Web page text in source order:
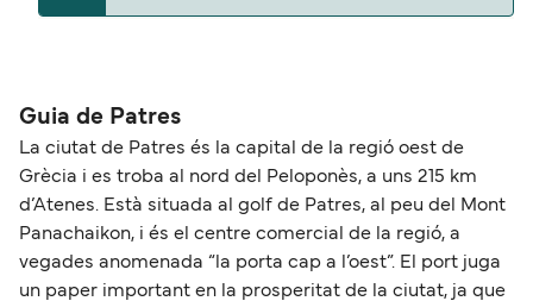
puedes viajar con mascotas con:
Guia de Patres
La ciutat de Patres és la capital de la regió oest de
Grècia i es troba al nord del Peloponès, a uns 215 km
d’Atenes. Està situada al golf de Patres, al peu del Mont
Panachaikon, i és el centre comercial de la regió, a
vegades anomenada “la porta cap a l’oest”. El port juga
un paper important en la prosperitat de la ciutat, ja que